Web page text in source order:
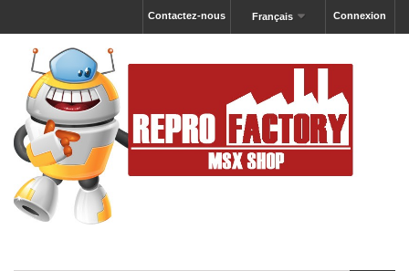
Connexion
Français
Contactez-nous